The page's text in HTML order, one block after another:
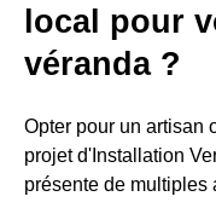
local pour
véranda ?
Opter pour un artisan
projet d'Installation
présente de multiples